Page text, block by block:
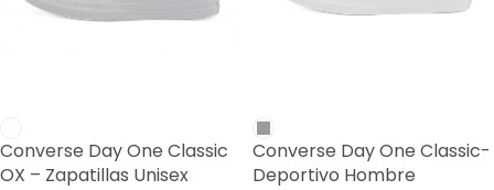
Converse Day One Classic
OX – Zapatillas Unisex
Converse Day One Classic-
Deportivo Hombre